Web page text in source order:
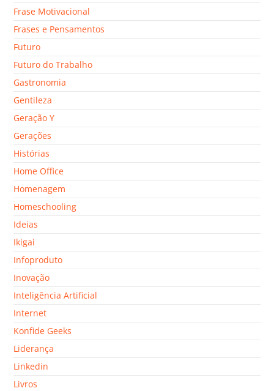
Frase Motivacional
Frases e Pensamentos
Futuro
Futuro do Trabalho
Gastronomia
Gentileza
Geração Y
Gerações
Histórias
Home Office
Homenagem
Homeschooling
Ideias
Ikigai
Infoproduto
Inovação
Inteligência Artificial
Internet
Konfide Geeks
Liderança
Linkedin
Livros